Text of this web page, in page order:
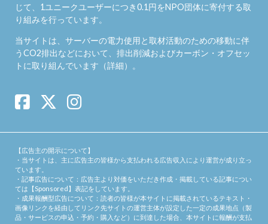
じて、1ユニークユーザーにつき0.1円をNPO団体に寄付する取
り組みを行っています。
当サイトは、サーバーの電力使用と取材活動のための移動に伴
うCO2排出などにおいて、排出削減およびカーボン・オフセッ
トに取り組んでいます（詳細）。
【広告主の開示について】
・当サイトは、主に広告主の皆様から支払われる広告収入により運営が成り立っ
ています。
・記事広告について：広告主より対価をいただき作成・掲載している記事につい
ては【Sponsored】表記をしています。
・成果報酬型広告について：読者の皆様が本サイトに掲載されているテキスト・
画像リンクを経由してリンク先サイトの運営主体が設定した一定の成果地点（製
品・サービスの申込・予約・購入など）に到達した場合、本サイトに報酬が支払